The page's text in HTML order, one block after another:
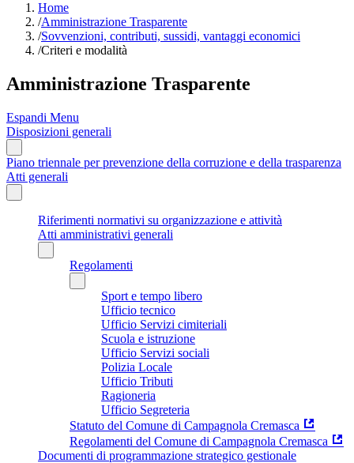
Home
/Amministrazione Trasparente
/Sovvenzioni, contributi, sussidi, vantaggi economici
/Criteri e modalità
Amministrazione Trasparente
Espandi Menu
Disposizioni generali
Piano triennale per prevenzione della corruzione e della trasparenza
Atti generali
Riferimenti normativi su organizzazione e attività
Atti amministrativi generali
Regolamenti
Sport e tempo libero
Ufficio tecnico
Ufficio Servizi cimiteriali
Scuola e istruzione
Ufficio Servizi sociali
Polizia Locale
Ufficio Tributi
Ragioneria
Ufficio Segreteria
Statuto del Comune di Campagnola Cremasca
Regolamenti del Comune di Campagnola Cremasca
Documenti di programmazione strategico gestionale